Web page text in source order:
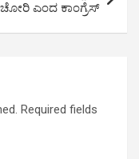
ಎಂದ ಕಾಂಗ್ರೆಸ್
Required fields